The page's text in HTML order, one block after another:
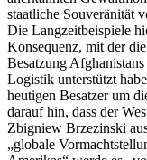
staatliche Souveränität
Die Langzeitbeispiele
Konsequenz, mit der
Besatzung
Logistik unterstützt
heutigen Besatzer um
darauf hin, dass der
Zbigniew Brzezinski
„globale